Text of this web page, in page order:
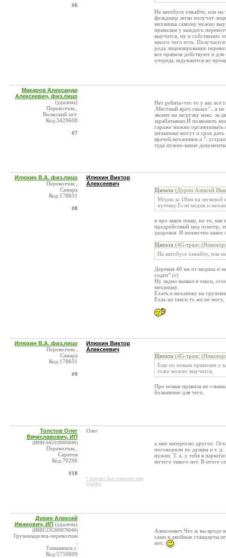
#6
На автобусе езжайте, или
фельдшер легко получит
механика самому можно
правилам у каждого
выучится, ну и собственно
много чего есть.
рода лицензирование
все правила действуют и
очередь задумаются не
Макаров Александр
Алексеевич, физ.лицо
(удалена)
Перевозчик ,
Волжский пгт.
Код:3429608
#7
Нет ребята-что то у вас всё
.Местный врач сказал "...я
звонят на загрузку макс. за
зарабатываю.И позвонить
гараже можно
штампики могут и срок
врачей,механиков и
туда нужно-какие
Илюхин В.А. физ.лицо
Перевозчик ,
Самара
Код:178651
#8
Илюхин Виктор
Алексеевич
Цитата (Дурин Алексей
Медик за 18км.на легковой
путевку.Если медик и
я про закон пишу, по то, как
предрейсовый мед осмотр,
здоровья. И неизестно
Цитата (4G-транс
На автобусе езжайте, или
Деревня 40 км от медика и
содит" (с)
Ну ладно вызвал я такси,
механику.
Ехать к механику на
Ехаь на такси то же не
Илюхин В.А. физ.лицо
Перевозчик ,
Самара
Код:178651
#9
Илюхин Виктор
Алексеевич
Цитата (4G-транс
Еще по новым правилам у
тоже можно выучится,
Про новые правила не
большеине для чего.
Толстов Олег
Вячеславович, ИП
(ИНН:645318960846)
Перевозчик ,
Саратов
Код:70296
#10
Олег
* контакт был изменен или
удален
а мне интересно другое.
поговорили по душам и т. д.
нужен. Т. к. у тебя в
ничего такого нет. В итоге
Дурин Алексей
Иванович, ИП (удалена)
(ИНН:235300879040)
Грузовладелец-перевозчик
Тимашевск г.
Код:5750809
Алексеевич.Что ж вы вроде
сами в двойные стандарты
нет..